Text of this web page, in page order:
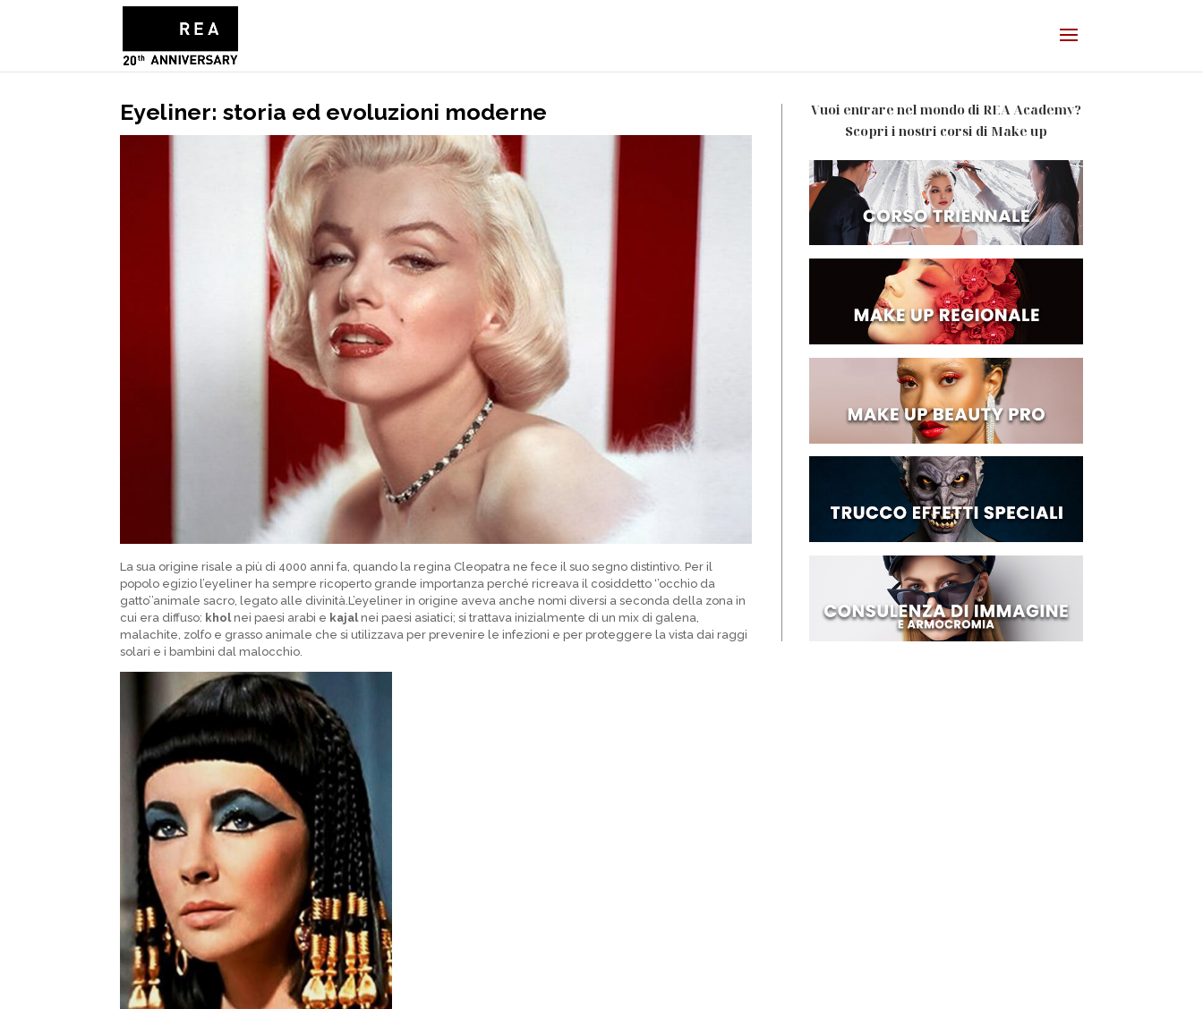
Eyeliner: storia ed evoluzioni moderne
La sua origine risale a più di 4000 anni fa, quando la regina Cleopatra ne fece il suo segno distintivo. Per il
popolo egizio l’eyeliner ha sempre ricoperto grande importanza perché ricreava il cosiddetto ‘’occhio da
gatto’’animale sacro, legato alle divinità.L’eyeliner in origine aveva anche nomi diversi a seconda della zona in
cui era diffuso: kholnei paesi arabi e kajalnei paesi asiatici; si trattava inizialmente di un mix di galena,
malachite, zolfo e grasso animale che si utilizzava per prevenire le infezioni e per proteggere la vista dai raggi
solari e i bambini dal malocchio.
Vuoi entrare nel mondo di REA Academy?
Scopri i nostri corsi di Make up